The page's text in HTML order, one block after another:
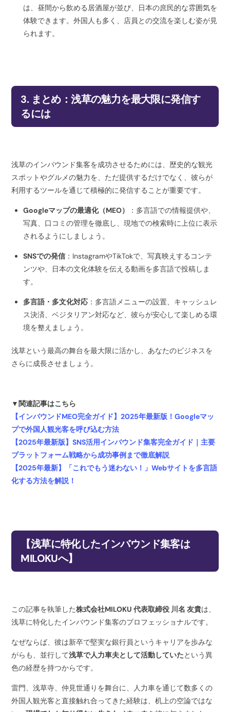
は、昼間から飲める居酒屋が並び、日本の庶民的な雰囲気を
体験できます。外国人も多く、店員との交流を楽しむ姿が見
られます。
3. まとめ：浅草の魅力を最大限に発信す
るには
浅草のインバウンド集客を成功させるためには、歴史的な観光
スポットやグルメの魅力を、ただ提供するだけでなく、彼らが
利用するツールを通じて積極的に発信することが重要です。
Googleマップの最適化（MEO）
：多言語での情報提供や、
写真、口コミの管理を徹底し、現地での検索時に上位に表示
されるようにしましょう。
SNSでの発信：InstagramやTikTokで、写真映えするコンテ
ンツや、日本の文化体験を伝える動画を多言語で投稿しま
す。
多言語・多文化対応：多言語メニューの設置、キャッシュレ
ス決済、ベジタリアン対応など、彼らが安心して楽しめる環
境を整えましょう。
浅草という最高の舞台を最大限に活かし、あなたのビジネスを
さらに成長させましょう。
▼関連記事はこちら
【インバウンドMEO完全ガイド】2025年最新版！Googleマッ
プで外国人観光客を呼び込む方法
【2025年最新版】SNS活用インバウンド集客完全ガイド｜主要
プラットフォーム戦略から成功事例まで徹底解説
【2025年最新】「これでもう迷わない！」Webサイトを多言語
化する方法を解説！
【浅草に特化したインバウンド集客は
MILOKUへ】
この記事を執筆した株式会社MILOKU 代表取締役 川名 友貴は、
浅草に特化したインバウンド集客のプロフェッショナルです。
なぜならば、彼は新卒で堅実な銀行員というキャリアを歩みな
がらも、並行して浅草で人力車夫として活動していたという異
色の経歴を持つからです。
雷門、浅草寺、仲見世通りを舞台に、人力車を通じて数多くの
外国人観光客と直接触れ合ってきた経験は、机上の空論ではな